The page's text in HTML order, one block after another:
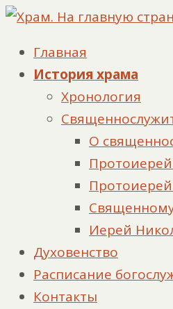
Главная
История храма
Хронология
О
Иерей
Духовенство
Расписание
Контакты